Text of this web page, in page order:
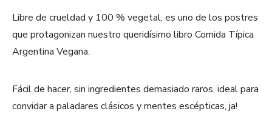
Libre de crueldad y 100 % vegetal, es uno de los postres
que protagonizan nuestro queridísimo libro Comida Típica
Argentina Vegana.
Fácil de hacer, sin ingredientes demasiado raros, ideal para
convidar a paladares clásicos y mentes escépticas, ja!